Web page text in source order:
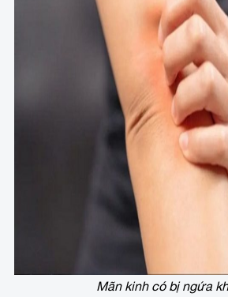
Mãn kinh có bị ngứa